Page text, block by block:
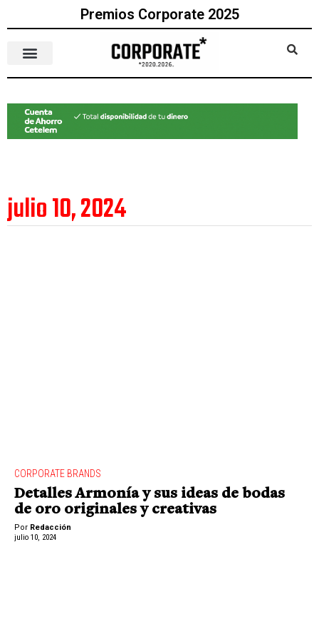
Premios Corporate 2025
julio 10, 2024
CORPORATE BRANDS
Detalles Armonía y sus ideas de bodas
de oro originales y creativas
Por Redacción
julio 10, 2024